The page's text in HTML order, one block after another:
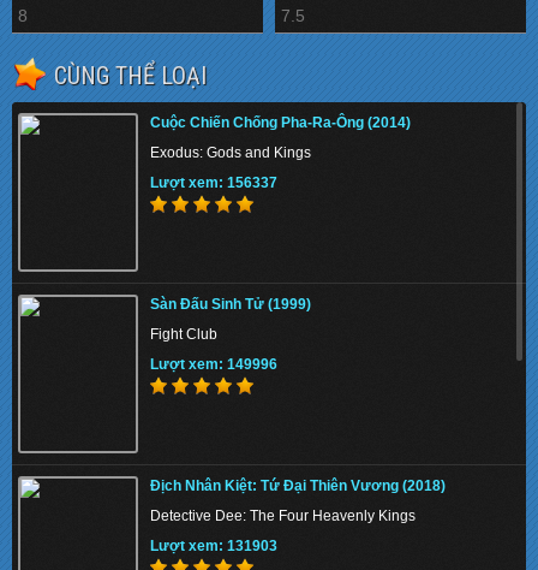
8 7.5
CÙNG THỂ LOẠI
Cuộc Chiến Chống Pha-Ra-Ông (2014)
Exodus: Gods and Kings
Lượt xem: 156337
Sàn Đấu Sinh Tử (1999)
Fight Club
Lượt xem: 149996
Địch Nhân Kiệt: Tứ Đại Thiên Vương (2018)
Detective Dee: The Four Heavenly Kings
Lượt xem: 131903